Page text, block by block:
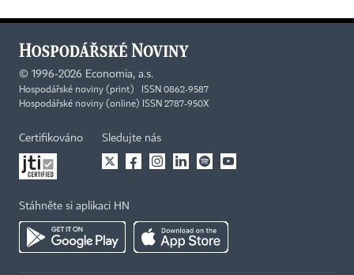
© 1996-2026 Economia, a.s.
Hospodářské noviny (print) ISSN 0862-9587
Hospodářské noviny (online) ISSN 2787-950X
Certifikováno Sledujte nás
Stáhněte si aplikaci HN